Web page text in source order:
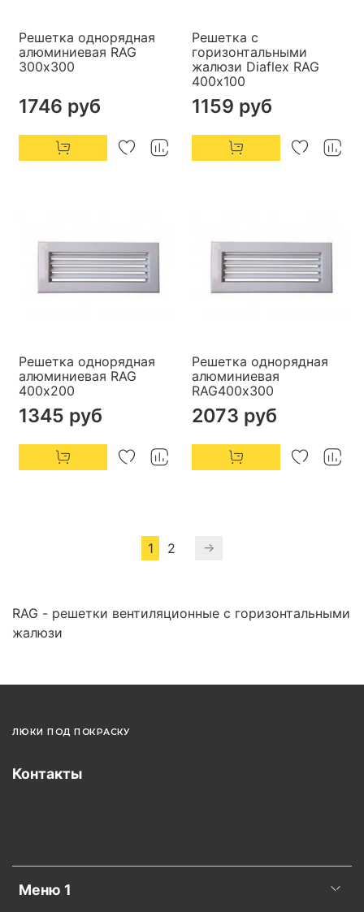
Решетка однорядная
алюминиевая RAG
300х300
1746 руб
Решетка с
горизонтальными
жалюзи Diaflex RAG
400х100
1159 руб
Решетка однорядная
алюминиевая RAG
400х200
1345 руб
Решетка однорядная
алюминиевая
RAG400х300
2073 руб
1 2
RAG - решетки вентиляционные с горизонтальными
жалюзи
ЛЮКИ ПОД ПОКРАСКУ
Меню 1
Контакты